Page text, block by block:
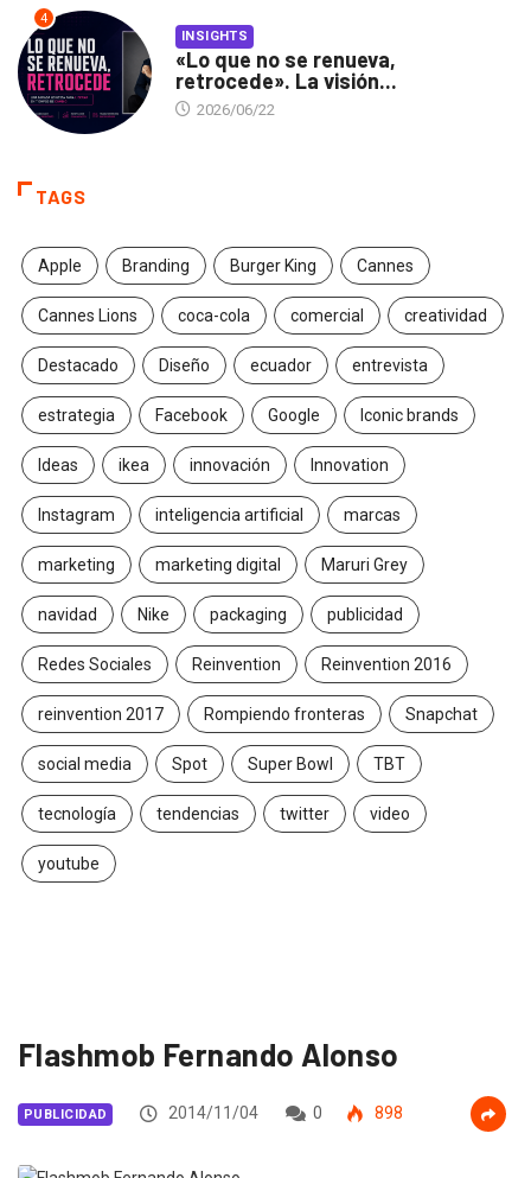
4
INSIGHTS
«Lo que no se renueva,
retrocede». La visión...
2026/06/22
TAGS
Apple Branding Burger King Cannes
Cannes Lions coca-cola comercial creatividad
Destacado Diseño ecuador entrevista
estrategia Facebook Google Iconic brands
Ideas ikea innovación Innovation
Instagram inteligencia artificial marcas
marketing marketing digital Maruri Grey
navidad Nike packaging publicidad
Redes Sociales Reinvention Reinvention 2016
reinvention 2017 Rompiendo fronteras Snapchat
social media Spot Super Bowl TBT
tecnología tendencias twitter video
youtube
Flashmob Fernando Alonso
PUBLICIDAD 2014/11/04 0 898